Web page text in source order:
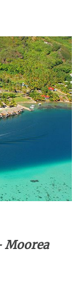
Moorea